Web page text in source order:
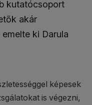
kutatócsoport
akár
ki Darula
képesek
is végezni,